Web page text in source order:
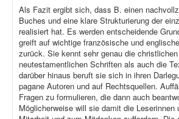
Als Fazit ergibt sich, dass B. einen
Buches und eine klare Strukturierung der
realisiert hat. Es werden entscheidende
greift auf wichtige französische und
zurück. Sie kennt sehr genau die
neutestamentlichen Schriften als auch die
darüber hinaus beruft sie sich in ihren
pagane Autoren und auf Rechtsquellen.
Fragen zu formulieren, die dann auch
Möglicherweise will sie damit die Leserinnen